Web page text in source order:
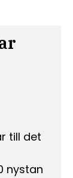
till det
nystan